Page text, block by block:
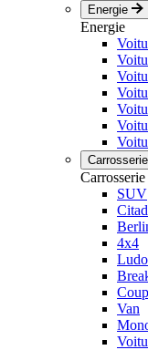
Energie
Energie
Carrosserie
Carrosserie
SUV
4x4
Van